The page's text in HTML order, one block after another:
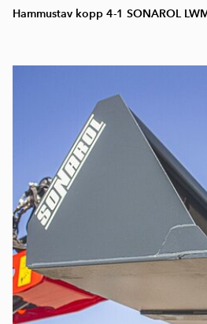
Hammustav kopp 4-1 SONAROL